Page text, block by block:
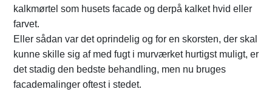
kalkmørtel som husets facade og derpå kalket hvid eller
farvet.
Eller sådan var det oprindelig og for en skorsten, der skal
kunne skille sig af med fugt i murværket hurtigst muligt, er
det stadig den bedste behandling, men nu bruges
facademalinger oftest i stedet.